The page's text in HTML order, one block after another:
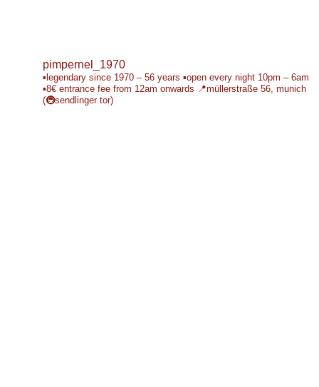
pimpernel_1970
▪️legendary since 1970 – 56 years ▪️open every night 10pm – 6am
▪️8€ entrance fee from 12am onwards 📍müllerstraße 56, munich
(🚇sendlinger tor)